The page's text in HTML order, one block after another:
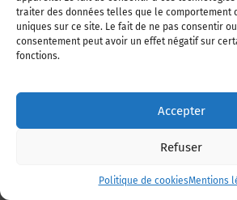
traiter des données telles que le comportement
uniques sur ce site. Le fait de ne pas consentir
consentement peut avoir un effet négatif sur
fonctions.
Accepter
Refuser
Politique de cookiesMentions
Spécial groupes
Divertissements
Agenda, spectacles, animations...